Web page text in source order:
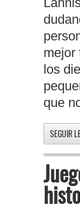
mejor
los
que
SEGUIR